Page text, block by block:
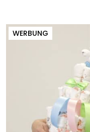
WERBUNG